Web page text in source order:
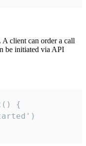
A client can order a call
be initiated via API
{